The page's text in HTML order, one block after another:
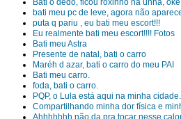
Bati o dedo, ficou roxinho na unha,
bati meu pc de leve, agora não
puta q pariu , eu bati meu escort!!!
Eu realmente bati meu escort!!!! Fotos
Bati meu Astra
Presente de natal, bati o carro
Maréh d azar, bati o carro do meu PAI
Bati meu carro.
foda, bati o carro.
PQP, o Lula está aqui na minha
Compartilhando minha dor física e
Ahhhhhhh não da pra tocar nesse